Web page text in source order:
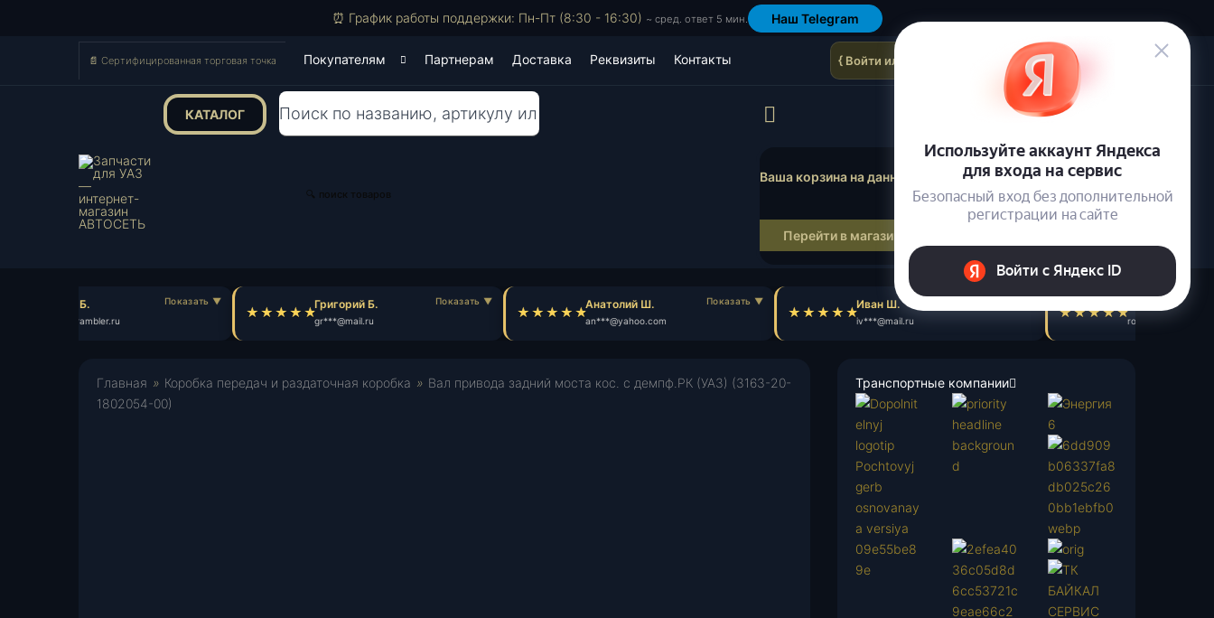
⏰ График работы поддержки: Пн-Пт (8:30 - 16:30) ~ сред. ответ 5 мин. Наш Telegram
📄 Сертифицированная торговая точка Покупателям Партнерам Доставка Реквизиты Контакты { Войти или зарегистрироваться }
КАТАЛОГ Поиск
🔍 поиск товаров
Ваша корзина на данный момент пуста.
Перейти в магазин
Антон Б.
an***@rambler.ru
Григорий Б.
gr***@mail.ru
Анатолий Ш.
an***@yahoo.com
Иван Ш.
iv***@mail.ru ro***@gmail.com
Главная » Коробка передач и раздаточная коробка » Вал привода задний моста кос. с демпф.РК (УАЗ) (3163-20-
1802054-00)
Транспортные компании